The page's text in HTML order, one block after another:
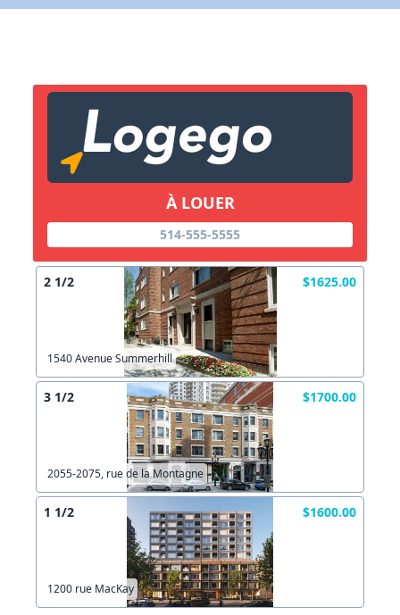
À LOUER
514-555-5555
2 1/2 $1625.00
1540 Avenue Summerhill
3 1/2 $1700.00
2055-2075, rue de la Montagne
1 1/2 $1600.00
1200 rue MacKay
X Fermer
Lien vers inscription (sera inclus dans courriel)
Copier lien
X Fermer Envoyez